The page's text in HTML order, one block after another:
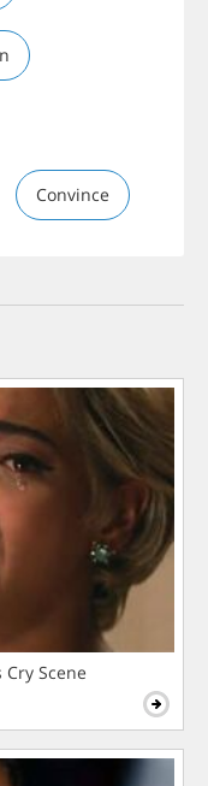
Convince
Scene